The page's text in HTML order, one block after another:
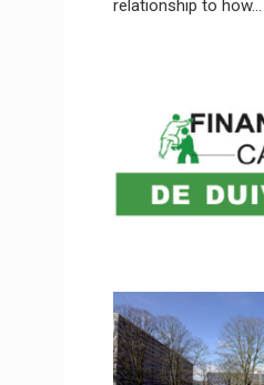
relationship to how...